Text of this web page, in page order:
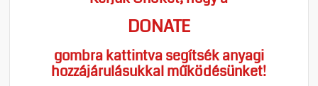
DONATE
gombra kattintva segítsék anyagi
hozzájárulásukkal működésünket!